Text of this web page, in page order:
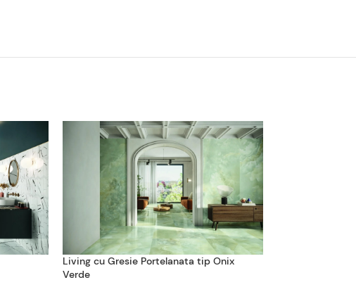
Living cu Gresie Portelanata tip Onix
Verde